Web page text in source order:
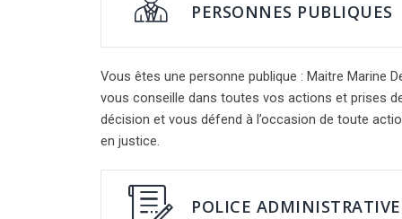
PERSONNES PUBLIQUES
Vous êtes une personne publique : Maitre Marine
vous conseille dans toutes vos actions et prises
décision et vous défend à l’occasion de toute
en justice.
POLICE ADMINISTRATIVE